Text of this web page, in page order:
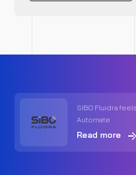
SIBO Fluidra
Automate
Read more